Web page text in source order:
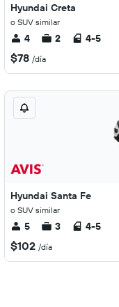
Hyundai Creta
o SUV similar
4 2 4-5
$78 /día
Hyundai Santa Fe
o SUV similar
5 3 4-5
$102 /día